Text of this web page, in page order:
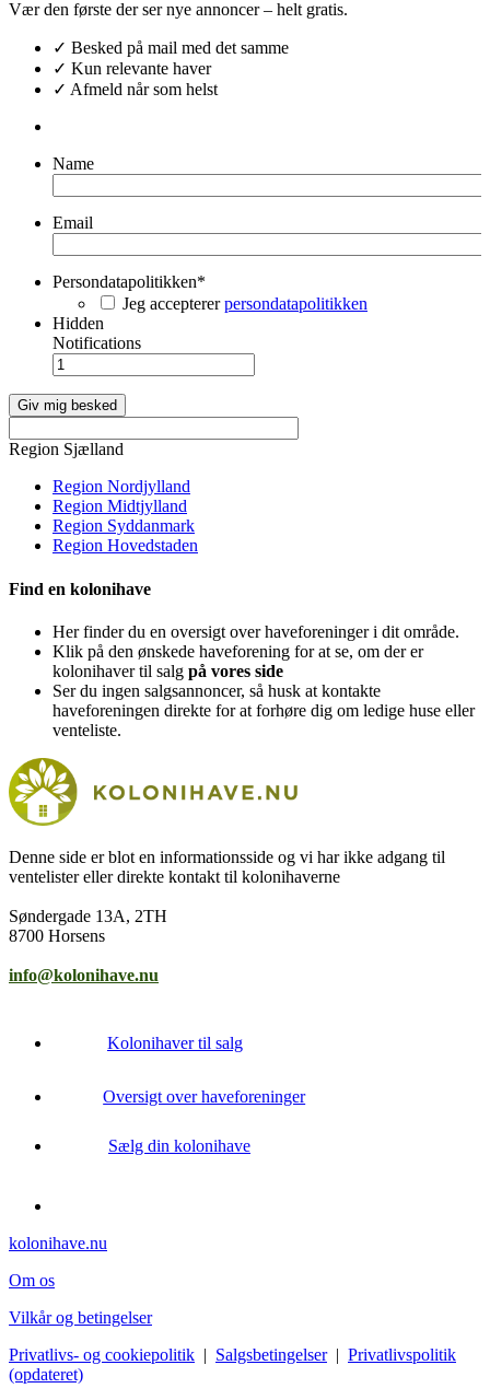
Vær den første der ser nye annoncer – helt gratis.
✓ Besked på mail med det samme
✓ Kun relevante haver
✓ Afmeld når som helst
Name
Email
Persondatapolitikken*
Jeg acceptererpersondatapolitikken
Hidden
Notifications
Region Sjælland
Region Nordjylland
Region Midtjylland
Region Syddanmark
Region Hovedstaden
Find en kolonihave
Her finder du en oversigt over haveforeninger i dit område.
Klik på den ønskede haveforening for at se, om der er
kolonihaver til salg på vores side
Ser du ingen salgsannoncer, så husk at kontakte
haveforeningen direkte for at forhøre dig om ledige huse eller
venteliste.
Denne side er blot en informationsside og vi har ikke adgang til
ventelister eller direkte kontakt til kolonihaverne
Søndergade 13A, 2TH
8700 Horsens
info@kolonihave.nu
Kolonihaver til salg
Oversigt over haveforeninger
Sælg din kolonihave
kolonihave.nu
Om os
Vilkår og betingelser
Privatlivs- og cookiepolitik | Salgsbetingelser| Privatlivspolitik
(opdateret)